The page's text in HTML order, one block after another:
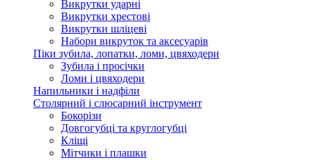
Викрутки ударні
Викрутки хрестові
Викрутки шліцеві
Набори викруток та аксесуарів
Піки зубила, лопатки, ломи, цвяходери
Зубила і просічки
Ломи і цвяходери
Напильники і надфіли
Столярний і слюсарний інструмент
Бокорізи
Довгогубці та круглогубці
Кліщі
Мітчики і плашки